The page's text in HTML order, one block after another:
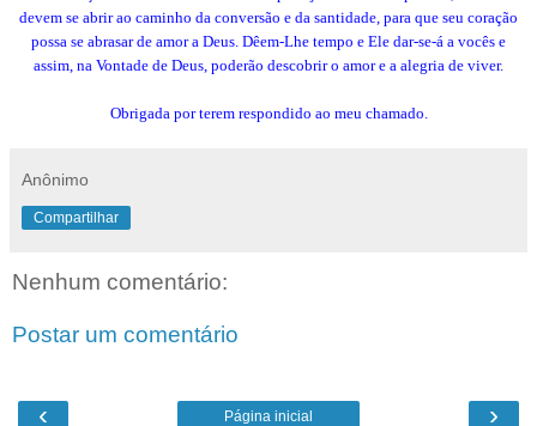
devem se abrir ao caminho da conversão e da santidade, para que seu coração
possa se abrasar de amor a Deus. Dêem-Lhe tempo e Ele dar-se-á a vocês e
assim, na Vontade de Deus, poderão descobrir o amor e a alegria de viver.
Obrigada por terem respondido ao meu chamado.
Anônimo
Compartilhar
Nenhum comentário:
Postar um comentário
‹ ›
Página inicial